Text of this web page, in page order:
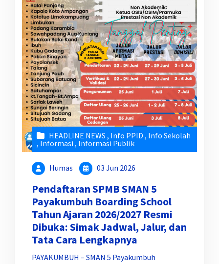
HEADLINE NEWS , Info PPID , Info Sekolah
, Informasi, Informasi Publik
Humas 03 Jun 2026
Pendaftaran SPMB SMAN 5
Payakumbuh Boarding School
Tahun Ajaran 2026/2027 Resmi
Dibuka: Simak Jadwal, Jalur, dan
Tata Cara Lengkapnya
PAYAKUMBUH – SMAN 5 Payakumbuh